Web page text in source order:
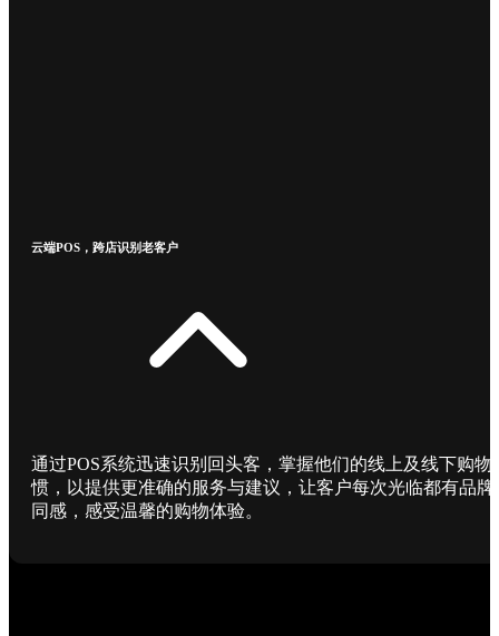
云端POS，跨店识别老客户
通过POS系统迅速识别回头客，掌握他们的线上及线下购物
惯，以提供更准确的服务与建议，让客户每次光临都有品牌
同感，感受温馨的购物体验。